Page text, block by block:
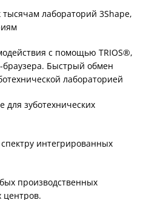
лабораторий 3Shape,
с помощью TRIOS®,
браузера. Быстрый обмен
лабораторией
для зуботехнических
интегрированных
производственных
центров.